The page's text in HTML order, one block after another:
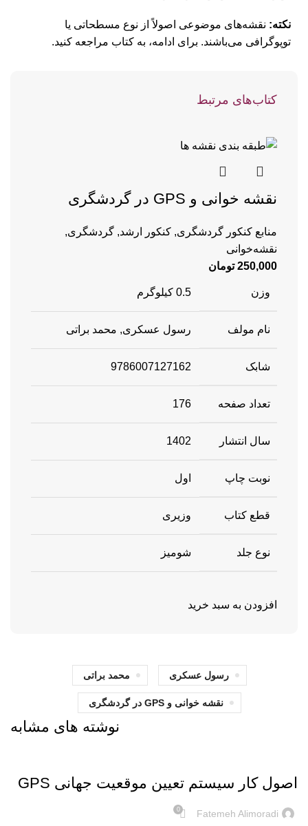
نکته: نقشه‌های موضوعی اصولاً از نوع مسطحاتی یا
توپوگرافی می‌باشند. برای ادامه، به کتاب مراجعه کنید.
کتاب‌های مرتبط
نقشه‌ خوانی و GPS در گردشگری
منابع کنکور گردشگری, کنکور ارشد, گردشگری,
نقشه‌خوانی
250,000 تومان
وزن 0.5 کیلوگرم
نام مولف رسول عسکری, محمد براتی
شابک 9786007127162
تعداد صفحه 176
سال انتشار 1402
نوبت چاپ اول
قطع کتاب وزیری
نوع جلد شومیز
افزودن به سبد خرید
رسول عسکری محمد براتی
نقشه‌ خوانی و GPS در گردشگری
نوشته های مشابه
اصول کار سیستم تعیین موقعیت جهانی GPS
Fatemeh Alimoradi
0